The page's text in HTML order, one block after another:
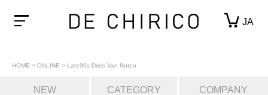
JA
HOME > ONLINE > Late90s Dries Van Noten
NEW CATEGORY COMPANY